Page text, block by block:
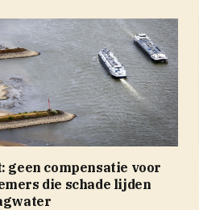
geen compensatie voor
die schade lijden